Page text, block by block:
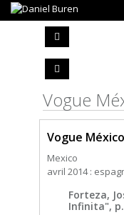
Vogue
Vogue México
Mexico
avril 2014 :
Forteza,
Infinita",